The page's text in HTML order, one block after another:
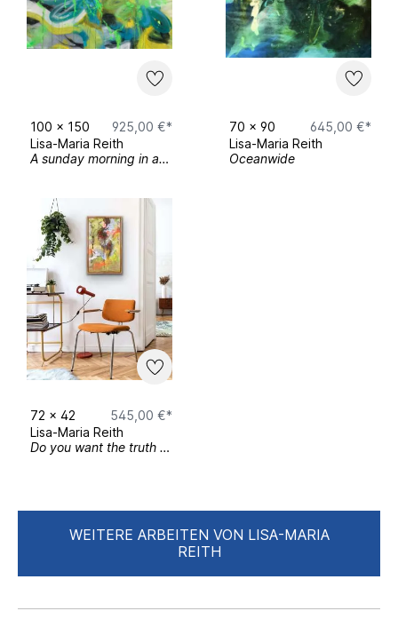
100 x 150
925,00 €*
Lisa-Maria Reith
A sunday morning in another universe
70 x 90
645,00 €*
Lisa-Maria Reith
Oceanwide
72 x 42
545,00 €*
Lisa-Maria Reith
Do you want the truth (or something beautiful)?
WEITERE ARBEITEN VON LISA-MARIA
REITH